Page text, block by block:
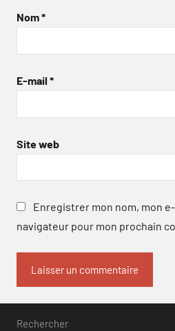
Nom*
E-mail *
Site web
Enregistrer mon nom, mon
navigateur pour mon prochain
Rechercher